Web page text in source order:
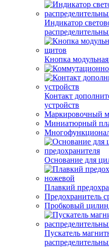
Индикатор
Кнопка
Контакт
устройств
Маркировочный
Миниатюрный
Основание для
Плавкий
Предохранитель
Пробковый
Пускатель